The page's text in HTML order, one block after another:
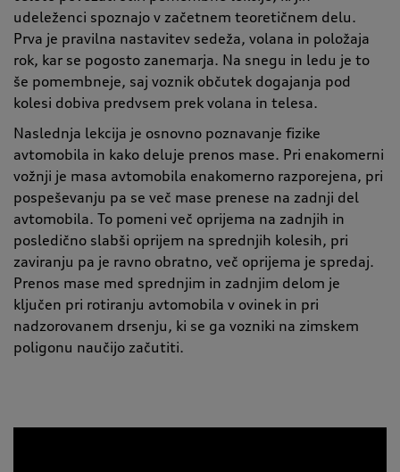
udeleženci spoznajo v začetnem teoretičnem delu.
Prva je pravilna nastavitev sedeža, volana in položaja
rok, kar se pogosto zanemarja. Na snegu in ledu je to
še pomembneje, saj voznik občutek dogajanja pod
kolesi dobiva predvsem prek volana in telesa.
Naslednja lekcija je osnovno poznavanje fizike
avtomobila in kako deluje prenos mase. Pri enakomerni
vožnji je masa avtomobila enakomerno razporejena, pri
pospeševanju pa se več mase prenese na zadnji del
avtomobila. To pomeni več oprijema na zadnjih in
posledično slabši oprijem na sprednjih kolesih, pri
zaviranju pa je ravno obratno, več oprijema je spredaj.
Prenos mase med sprednjim in zadnjim delom je
ključen pri rotiranju avtomobila v ovinek in pri
nadzorovanem drsenju, ki se ga vozniki na zimskem
poligonu naučijo začutiti.